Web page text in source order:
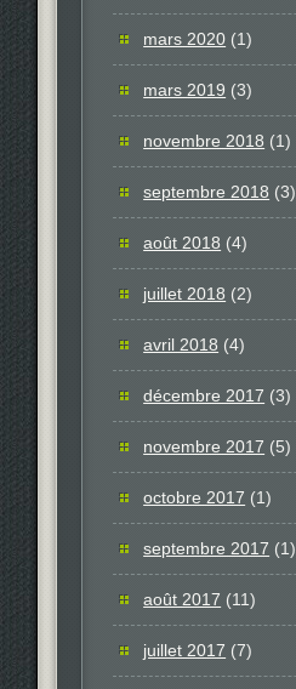
mars 2020 (1)
mars 2019 (3)
novembre 2018 (1)
septembre 2018 (3)
août 2018 (4)
juillet 2018 (2)
avril 2018 (4)
décembre 2017 (3)
novembre 2017 (5)
octobre 2017 (1)
septembre 2017 (1)
août 2017 (11)
juillet 2017 (7)